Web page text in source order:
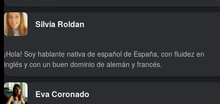
Silvia Roldan
¡Hola! Soy hablante nativa de español de España, con fluidez en
inglés y con un buen dominio de alemán y francés.
Eva Coronado